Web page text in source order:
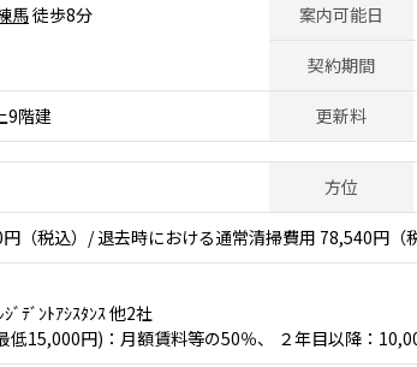
馬徒歩8分 案内可能日
契約期間
9階建 更新料
方位
（税込）/ 退去時における通常清掃費用 78,540円（税
ﾞﾃﾞﾝﾄｱｼｽﾀﾝｽ 他2社
低15,000円)：月額賃料等の50％、 ２年目以降：